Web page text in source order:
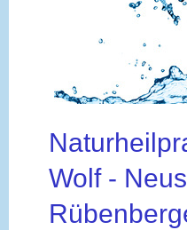
Wolf -